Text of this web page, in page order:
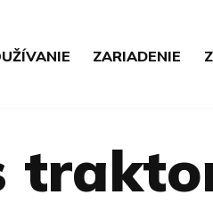
ZARIADENIE